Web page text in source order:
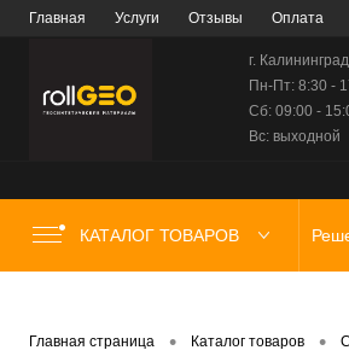
Главная Услуги Отзывы Оплата
г.
Пн-Пт: 8:30 -
Сб: 09:00 -
Вс: выходной
КАТАЛОГ ТОВАРОВ
Главная страница • Каталог товаров •